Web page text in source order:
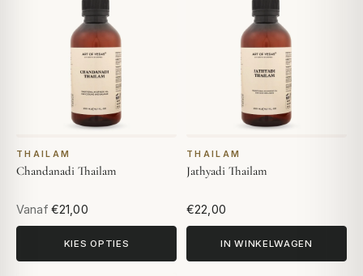
THAILAM
Chandanadi Thailam
Vanaf €21,00
KIES OPTIES
THAILAM
Jathyadi Thailam
€22,00
IN WINKELWAGEN